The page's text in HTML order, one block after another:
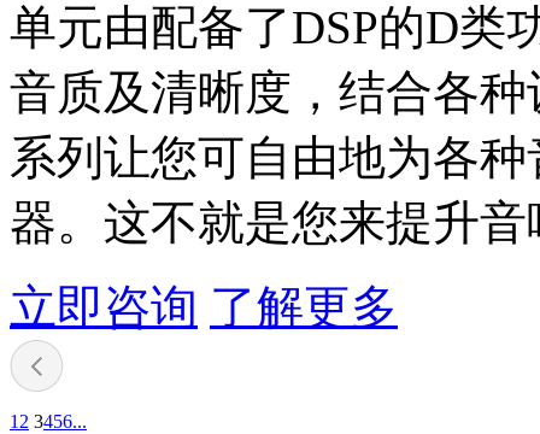
单元由配备了DSP的D类
音质及清晰度，结合各
系列让您可自由地为各
器。这不就是您来提升
立即咨询 了解更多
1 2 3456...